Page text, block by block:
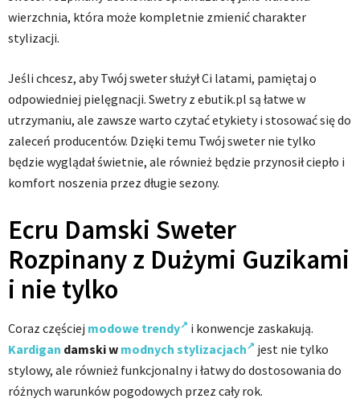
wierzchnia, która może kompletnie zmienić charakter
stylizacji.
Jeśli chcesz, aby Twój sweter służył Ci latami, pamiętaj o
odpowiedniej pielęgnacji. Swetry z ebutik.pl są łatwe w
utrzymaniu, ale zawsze warto czytać etykiety i stosować się do
zaleceń producentów. Dzięki temu Twój sweter nie tylko
będzie wyglądał świetnie, ale również będzie przynosił ciepło i
komfort noszenia przez długie sezony.
Ecru Damski Sweter
Rozpinany z Dużymi Guzikami
i nie tylko
Coraz częściej modowe trendy
i konwencje zaskakują.
Kardigan damski w modnych stylizacjach
jest nie tylko
stylowy, ale również funkcjonalny i łatwy do dostosowania do
różnych warunków pogodowych przez cały rok.